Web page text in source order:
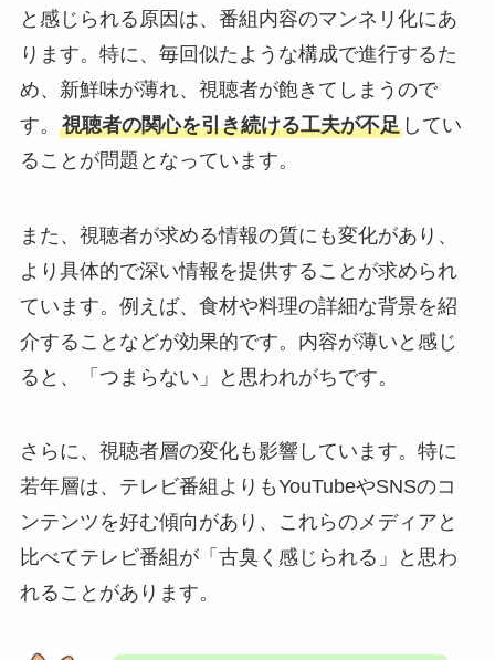
と感じられる原因は、番組内容のマンネリ化にあ
ります。特に、毎回似たような構成で進行するた
め、新鮮味が薄れ、視聴者が飽きてしまうので
す。 視聴者の関心を引き続ける工夫が不足してい
ることが問題となっています。
また、視聴者が求める情報の質にも変化があり、
より具体的で深い情報を提供することが求められ
ています。例えば、食材や料理の詳細な背景を紹
介することなどが効果的です。内容が薄いと感じ
ると、「つまらない」と思われがちです。
さらに、視聴者層の変化も影響しています。特に
若年層は、テレビ番組よりもYouTubeやSNSのコ
ンテンツを好む傾向があり、これらのメディアと
比べてテレビ番組が「古臭く感じられる」と思わ
れることがあります。